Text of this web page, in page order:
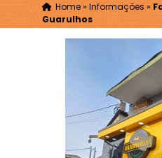
Home» Informações »
Guarulhos